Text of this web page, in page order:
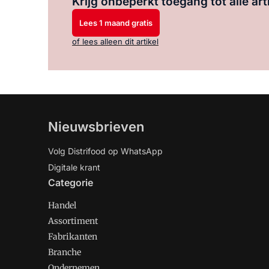
Lees 1 maand gratis
of lees alleen dit artikel
Nieuwsbrieven
Volg Distrifood op WhatsApp
Digitale krant
Categorie
Handel
Assortiment
Fabrikanten
Branche